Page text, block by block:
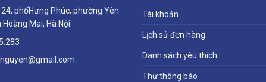
phốHưng Phúc, phường Yên
Hoàng Mai, Hà Nội
Tài khoản
Lịch sử đơn hàng
Danh sách yêu thích
Thư thông báo